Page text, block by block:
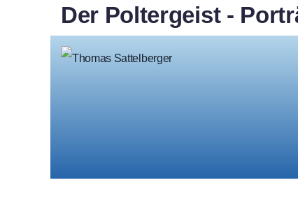
Der Poltergeist -